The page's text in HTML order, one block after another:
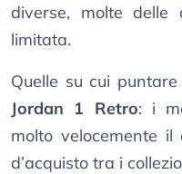
diverse, molte delle
limitata.
Quelle su cui
Jordan 1 Retro: i
molto velocemente
d’acquisto tra i